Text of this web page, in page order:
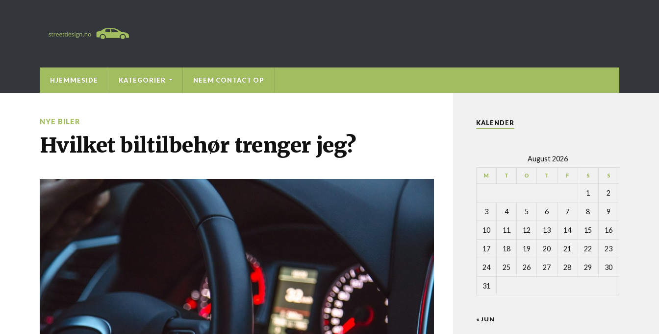
HJEMMESIDE KATEGORIER NEEM CONTACT OP
NYE BILER
Hvilket biltilbehør trenger jeg?
KALENDER
August 2026
M T O T F S S
1 2
3 4 5 6 7 8 9
10 11 12 13 14 15 16
17 18 19 20 21 22 23
24 25 26 27 28 29 30
31
« JUN